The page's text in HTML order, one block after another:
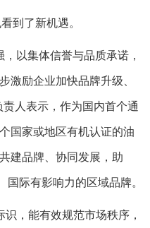
到了新机遇。
，以集体信誉与品质承诺，
激励企业加快品牌升级、
责人表示，作为国内首个通
国家或地区有机认证的油
建品牌、协同发展，助
际有影响力的区域品牌。
，能有效规范市场秩序，